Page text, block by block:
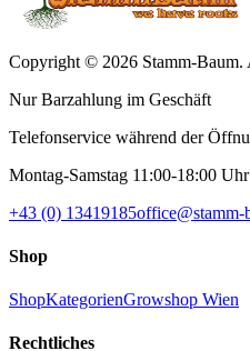
Copyright © 2026 Stamm-Baum.
Nur Barzahlung im Geschäft
Telefonservice während der
Montag-Samstag 11:00-18:00 Uhr
+43 (0) 13419185office@stamm-
Shop
ShopKategorienGrowshop Wien
Rechtliches